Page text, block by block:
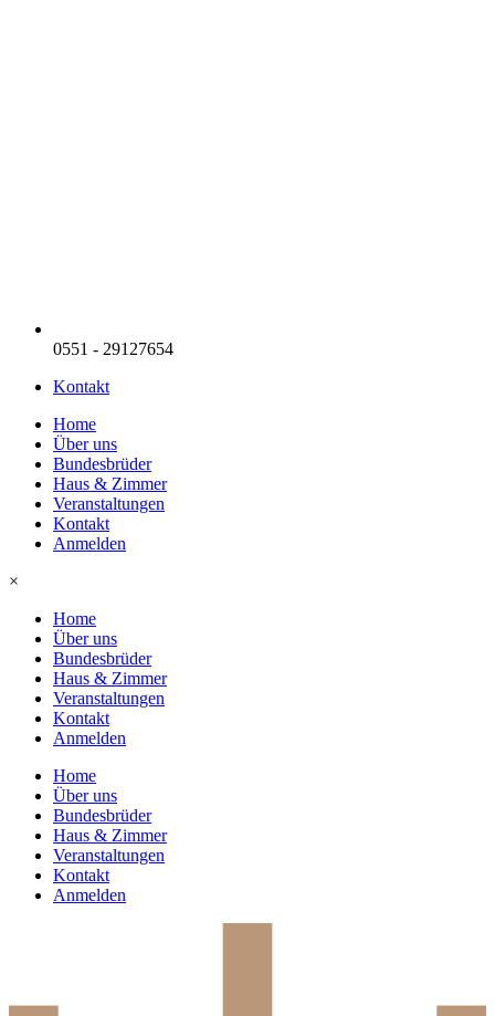
0551 - 29127654
Kontakt
Home
Über uns
Bundesbrüder
Haus & Zimmer
Veranstaltungen
Kontakt
Anmelden
×
Home
Über uns
Bundesbrüder
Haus & Zimmer
Veranstaltungen
Kontakt
Anmelden
Home
Über uns
Bundesbrüder
Haus & Zimmer
Veranstaltungen
Kontakt
Anmelden